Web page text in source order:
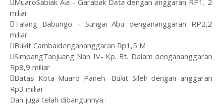
miliar
Talang Babungo - Sungai Abu dengananggaran RP2,2
miliar
Bukit Cambaidengananggaran Rp1,5 M
SimpangTanjuang Nan IV- Kp. Bt. Dalam dengananggaran
Rp8,9 miliar
Batas Kota Muaro Paneh- Bukit Sileh dengan anggaran
Rp3 miliar
Dan juga telah dibangunnya :